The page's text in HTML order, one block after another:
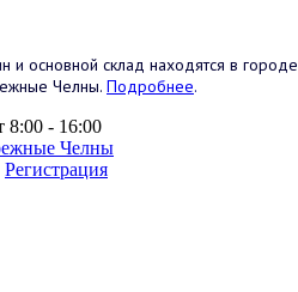
и основной склад находятся в городе
Челны. Подробнее.
- 16:00
Челны
Регистрация